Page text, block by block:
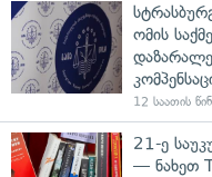
ომის
12 საათის წინ
21-ე
— ნახეთ